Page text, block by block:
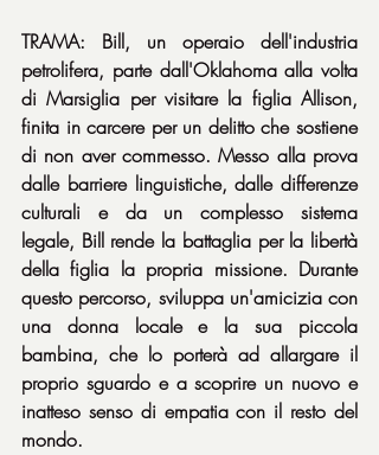
TRAMA: Bill, un operaio dell'industria
petrolifera, parte dall'Oklahoma alla volta
di Marsiglia per visitare la figlia Allison,
finita in carcere per un delitto che sostiene
di non aver commesso. Messo alla prova
dalle barriere linguistiche, dalle differenze
culturali e da un complesso sistema
legale, Bill rende la battaglia per la libertà
della figlia la propria missione. Durante
questo percorso, sviluppa un'amicizia con
una donna locale e la sua piccola
bambina, che lo porterà ad allargare il
proprio sguardo e a scoprire un nuovo e
inatteso senso di empatia con il resto del
mondo.